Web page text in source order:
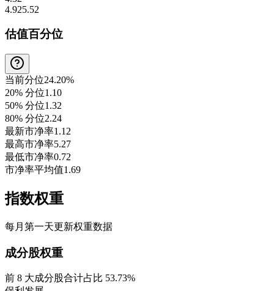
4.925.52
估值百分位
当前分位24.20%
20% 分位1.10
50% 分位1.32
80% 分位2.24
最新市净率1.12
最高市净率5.27
最低市净率0.72
市净率平均值1.69
指数权重
每月第一天更新权重数据
成分股权重
前 8 大成分股合计占比 53.73%